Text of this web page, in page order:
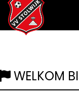
WELKOM